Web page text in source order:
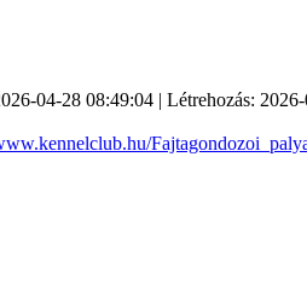
04-28 08:49:04 | Létrehozás: